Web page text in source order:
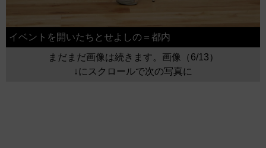
イベントを開いたちとせよしの＝都内
まだまだ画像は続きます。画像（6/13）
↓にスクロールで次の写真に